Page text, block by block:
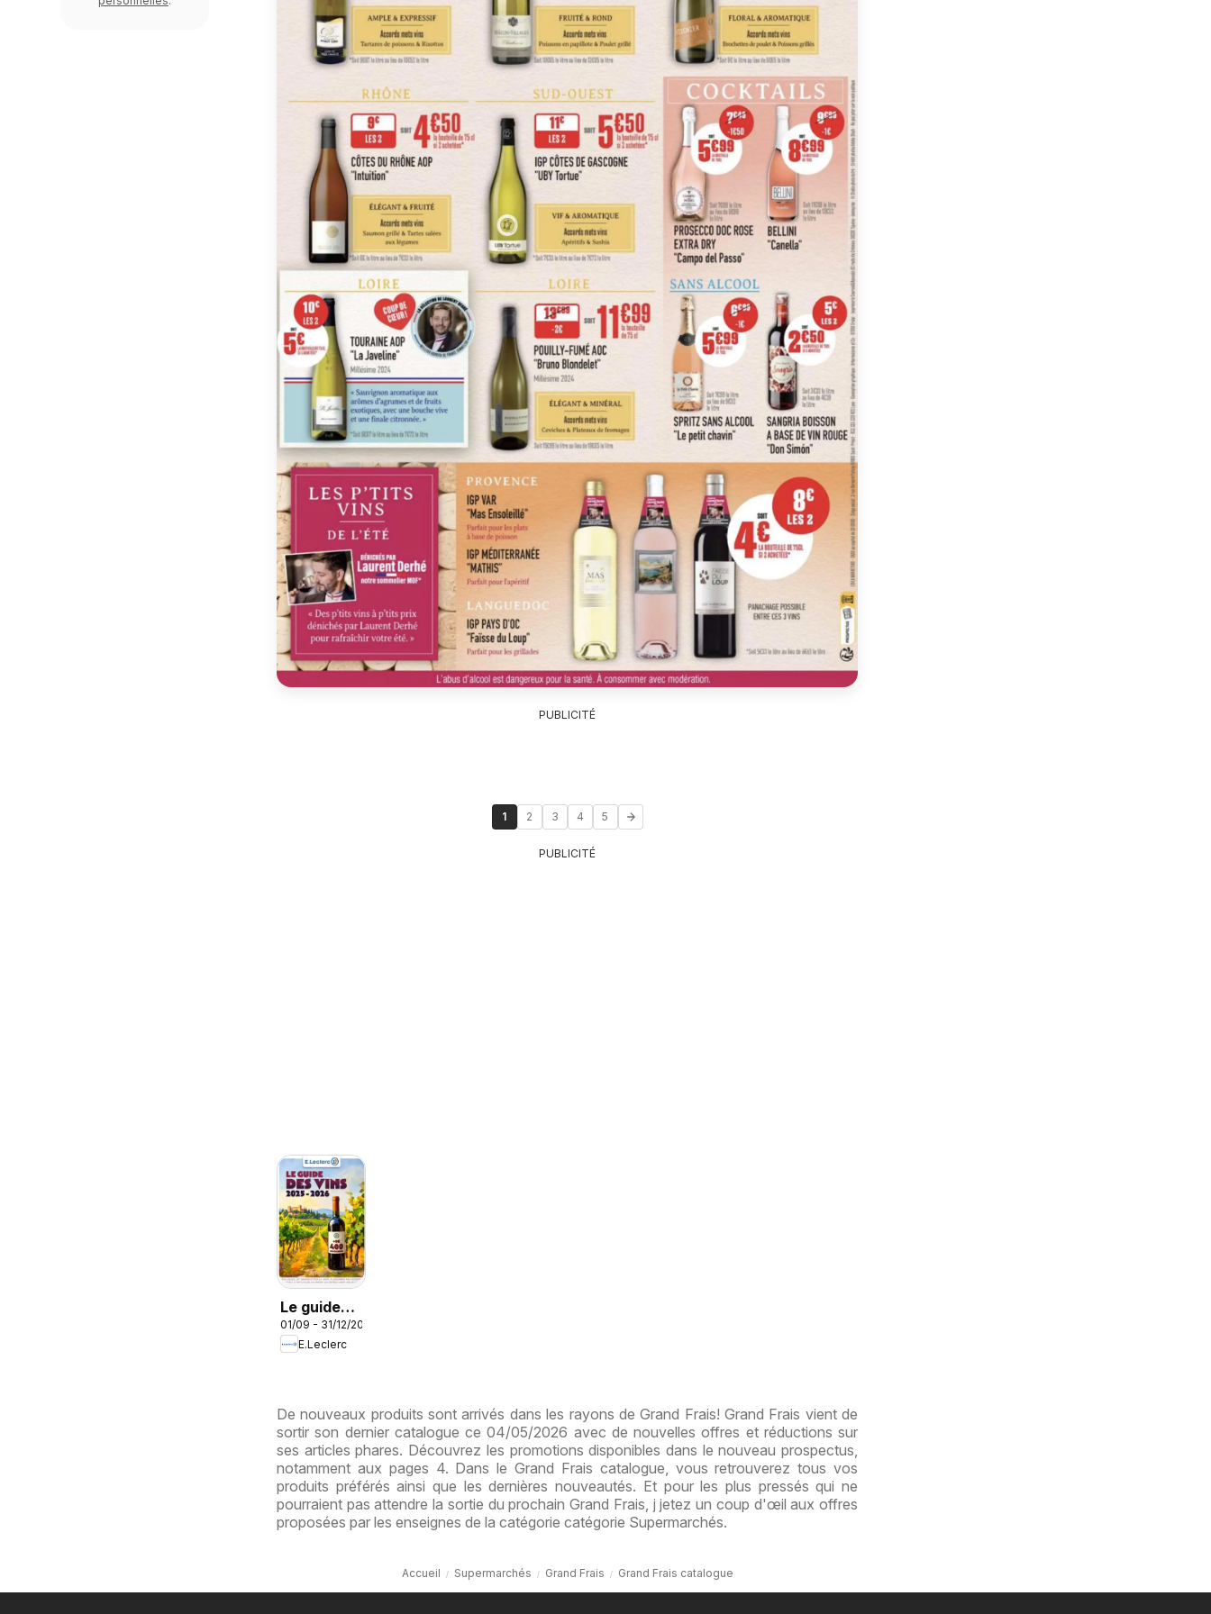
PUBLICITÉ
1 2 3 4 5
PUBLICITÉ
Le guide
des vins
01/09 - 31/12/2026
E.Leclerc
De nouveaux produits sont arrivés dans les rayons de Grand Frais! Grand Frais vient de
sortir son dernier catalogue ce 04/05/2026 avec de nouvelles offres et réductions sur
ses articles phares. Découvrez les promotions disponibles dans le nouveau prospectus,
notamment aux pages 4. Dans le Grand Frais catalogue, vous retrouverez tous vos
produits préférés ainsi que les dernières nouveautés. Et pour les plus pressés qui ne
pourraient pas attendre la sortie du prochain Grand Frais, j jetez un coup d'œil aux offres
proposées par les enseignes de la catégorie catégorie Supermarchés.
Accueil Supermarchés Grand Frais Grand Frais catalogue